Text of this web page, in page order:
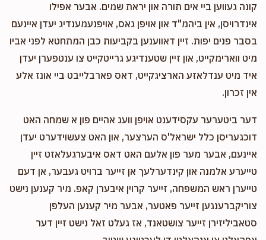
קונה געווען ביי אים תורה און יראת שמים. אבער אפילו
אינדרויסן, אין ביהמ"ד און אויפן גאס, אויפנעמענדיג יעדן איינעם
בסבר פנים יפות. זיין דאווענען בקביעות כבן המתחטא לפני אביו
מיט ווארימקייט, און זיין שטענדיגע גרייטקייט צו ענטפערן יעדן
איד מיט ענדלאזע הארציגקייט, דאס פארבלייבט ביי אונז אלע
אין זכרון.
דער ביטערער עקסידענט אויפן וועג אהיים פון א שמחה האט
דוכגעריסן כלל ישראל'ס הערצער, און האט צעשוידערט יעדן
איינעם, אבער מער פון אלעם האט דאס איבערגעלאזט זיין
טייערע אלמנה און קינדערלעך אן זייער ברויט געבער, אן דעם
טייערן ראש המשפחה, זייער קרוין איבערן קאפ. מיר קענען נישט
צוריקברענגען זייער פאטער, אבער מיר קענען העלפן
סטאביליזירן זייער צושטאנד, אז געלט זאל נישט זיין דער